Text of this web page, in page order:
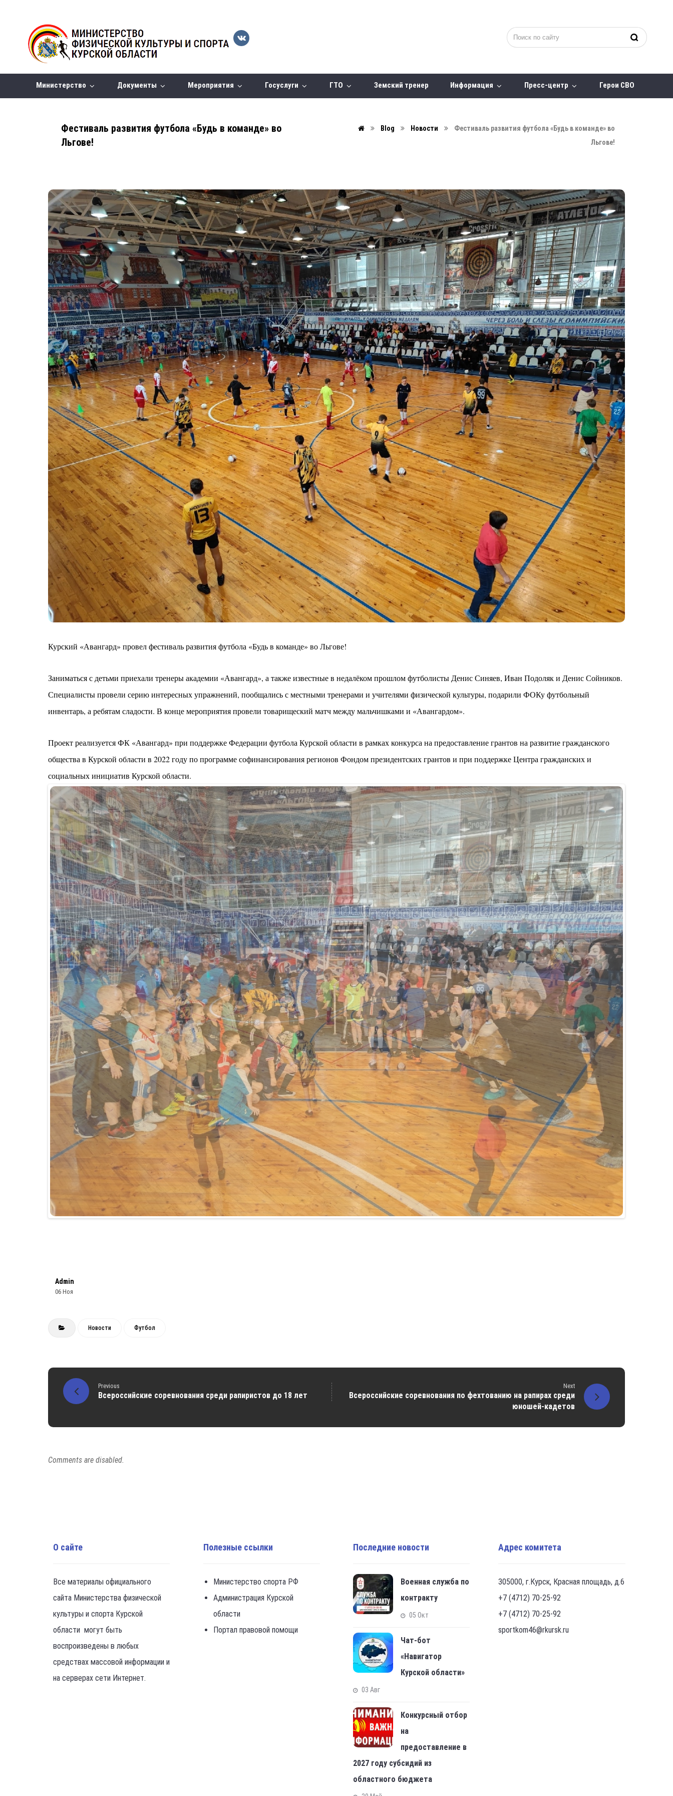
Министерство Документы Мероприятия Госуслуги ГТО Земский тренер Информация Пресс-центр Герои СВО
Фестиваль развития футбола «Будь в команде» во
Льгове!
Blog Новости
Фестиваль развития футбола «Будь в команде» во
Льгове!
Курский «Авангард» провел фестиваль развития футбола «Будь в команде» во Льгове!
Заниматься с детьми приехали тренеры академии «Авангард», а также известные в недалёком прошлом футболисты Денис Синяев, Иван Подоляк и Денис Сойников.
Специалисты провели серию интересных упражнений, пообщались с местными тренерами и учителями физической культуры, подарили ФОКу футбольный
инвентарь, а ребятам сладости. В конце мероприятия провели товарищеский матч между мальчишками и «Авангардом».
Проект реализуется ФК «Авангард» при поддержке Федерации футбола Курской области в рамках конкурса на предоставление грантов на развитие гражданского
общества в Курской области в 2022 году по программе софинансирования регионов Фондом президентских грантов и при поддержке Центра гражданских и
социальных инициатив Курской области.
Admin
06 Ноя
Новости Футбол
Previous
Всероссийские соревнования среди рапиристов до 18 лет
Next
Всероссийские соревнования по фехтованию на рапирах среди
юношей-кадетов
Comments are disabled.
О сайте
Все материалы официального
сайта Министерства физической
культуры и спорта Курской
области могут быть
воспроизведены в любых
средствах массовой информации и
на серверах сети Интернет.
Полезные ссылки
Министерство спорта РФ
Администрация Курской
области
Портал правовой помощи
Последние новости
Военная служба по
контракту
05 Окт
Чат-бот
«Навигатор
Курской области»
03 Авг
Конкурсный отбор
на
предоставление в
2027 году субсидий из
областного бюджета
Адрес комитета
305000, г.Курск, Красная площадь, д.6
+7 (4712) 70-25-92
+7 (4712) 70-25-92
sportkom46@rkursk.ru